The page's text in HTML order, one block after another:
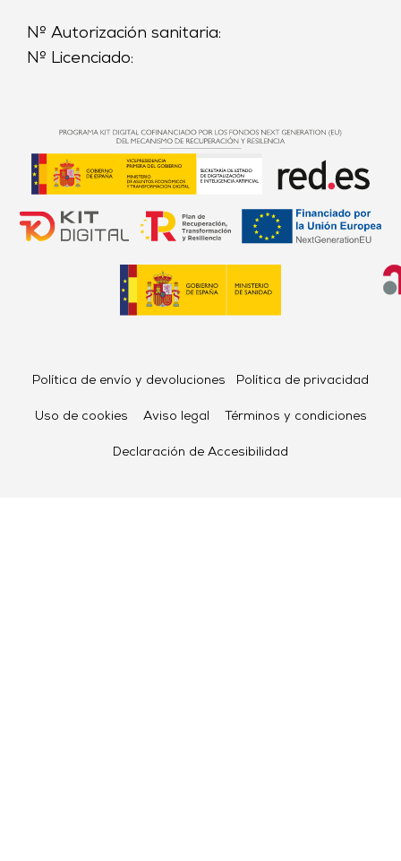
Nº Autorización sanitaria:
Nº Licenciado:
Política de envío y devoluciones Política de privacidad
Uso de cookies Aviso legal Términos y condiciones
Declaración de Accesibilidad